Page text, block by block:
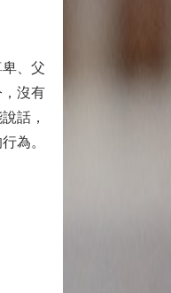
、父
沒有
話，
為。